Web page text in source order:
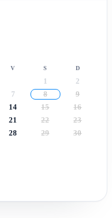
V S D
1
2
7 8
9
14 15
16
21 22
23
28 29
30